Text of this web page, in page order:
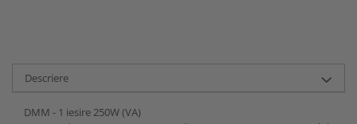
Descriere
DMM - 1 iesire 250W (VA)